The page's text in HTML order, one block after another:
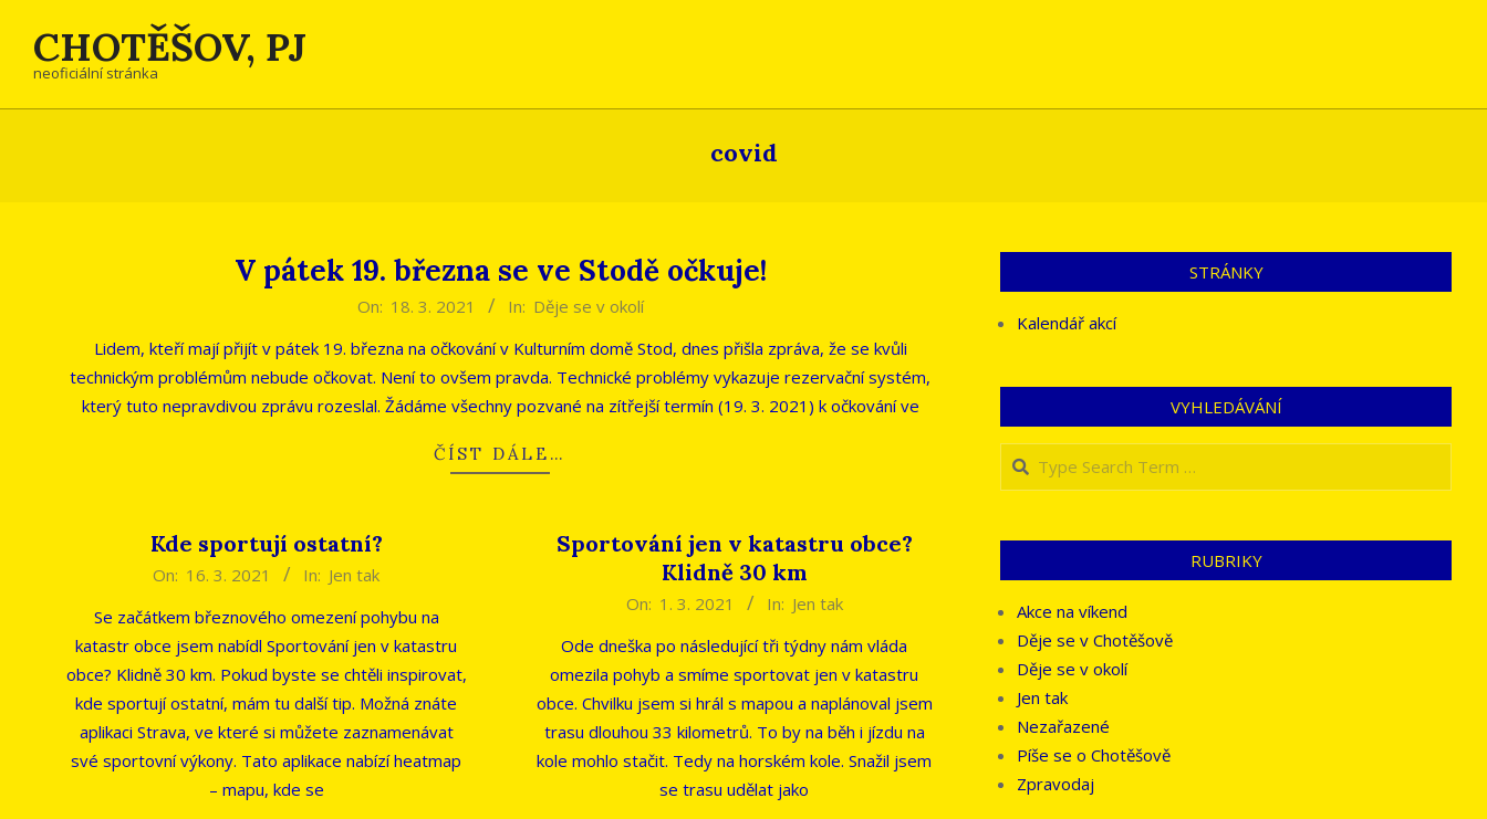
contentCHOTĚŠOV, PJ
neoficiální stránka
covid
V pátek 19. března se ve Stodě očkuje!
On: 18. 3. 2021 In: Děje se v okolí
Lidem, kteří mají přijít v pátek 19. března na očkování v Kulturním domě Stod, dnes přišla zpráva, že se kvůli
technickým problémům nebude očkovat. Není to ovšem pravda. Technické problémy vykazuje rezervační systém,
který tuto nepravdivou zprávu rozeslal. Žádáme všechny pozvané na zítřejší termín (19. 3. 2021) k očkování ve
ČÍST DÁLE…
Kde sportují ostatní?
On: 16. 3. 2021 In: Jen tak
Se začátkem březnového omezení pohybu na
katastr obce jsem nabídl Sportování jen v katastru
obce? Klidně 30 km. Pokud byste se chtěli inspirovat,
kde sportují ostatní, mám tu další tip. Možná znáte
aplikaci Strava, ve které si můžete zaznamenávat
své sportovní výkony. Tato aplikace nabízí heatmap
– mapu, kde se
Sportování jen v katastru obce?
Klidně 30 km
On: 1. 3. 2021 In: Jen tak
Ode dneška po následující tři týdny nám vláda
omezila pohyb a smíme sportovat jen v katastru
obce. Chvilku jsem si hrál s mapou a naplánoval jsem
trasu dlouhou 33 kilometrů. To by na běh i jízdu na
kole mohlo stačit. Tedy na horském kole. Snažil jsem
se trasu udělat jako
STRÁNKY
Kalendář akcí
VYHLEDÁVÁNÍ
Search
RUBRIKY
Akce na víkend
Děje se v Chotěšově
Děje se v okolí
Jen tak
Nezařazené
Píše se o Chotěšově
Zpravodaj